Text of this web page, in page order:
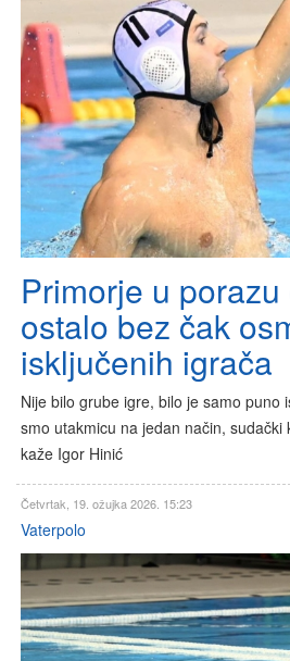
Primorje u
ostalo bez čak
isključenih igrača
Nije bilo grube igre, bilo je samo puno
smo utakmicu na jedan način, sudački
kaže Igor Hinić
Četvrtak, 19. ožujka 2026. 15:23
Vaterpolo